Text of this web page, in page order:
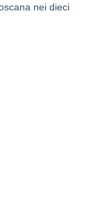
nei dieci